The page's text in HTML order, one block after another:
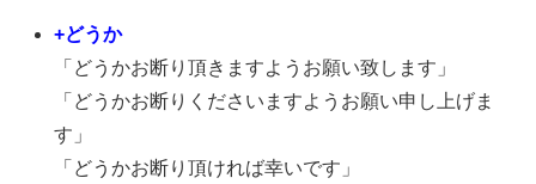
+どうか
「どうかお断り頂きますようお願い致します」
「どうかお断りくださいますようお願い申し上げま
す」
「どうかお断り頂ければ幸いです」